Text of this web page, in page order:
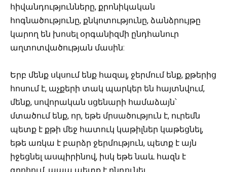
հիվանդությունները, քրոնիկական
հոգնածությունը, քնկոտությունը, ձանձրույթը
կարող են խոսել օրգանիզմի ընդհանուր
աղտոտվածության մասին:
Երբ մենք սկսում ենք հազալ, ջերմում ենք, քթերից
հոսում է, աչքերի տակ պարկեր են հայտնվում,
մենք, սովորական սցենարի համաձայն՝
մտածում ենք, որ, եթե մրսածություն է, ուրեմն
պետք է քթի մեջ հատուկ կաթիլներ կաթեցնել,
եթե առկա է բարձր ջերմություն, պետք է այն
իջեցնել ասպիրինով, իսկ եթե նաև հազն է